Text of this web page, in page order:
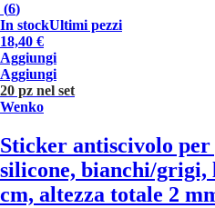
(6)
In stockUltimi pezzi
18,40 €
Aggiungi
Aggiungi
20 pz nel set
Wenko
Sticker antiscivolo per
silicone, bianchi/grigi,
cm, altezza totale 2